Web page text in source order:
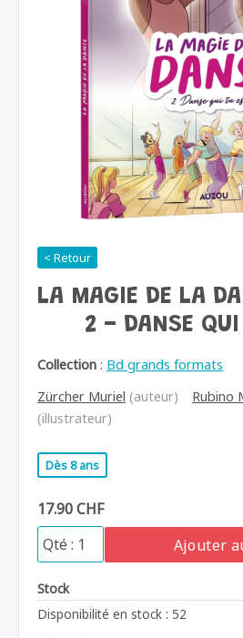
< Retour
LA MAGIE DE LA
2 - DANSE
Collection : Bd grands formats
Zürcher Muriel (auteur)
Rubino
(illustrateur)
Dès 8 ans
17.90 CHF
Ajouter
Stock
Disponibilité en stock : 52